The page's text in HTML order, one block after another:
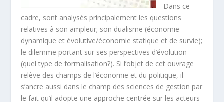
Dans ce
cadre, sont analysés principalement les questions
relatives à son ampleur; son dualisme (économie
dynamique et évolutive/économie statique et de survie);
le dilemme portant sur ses perspectives d’évolution
(quel type de formalisation?). Si l’objet de cet ouvrage
relève des champs de l’économie et du politique, il
s’ancre aussi dans le champ des sciences de gestion par
le fait qu’il adopte une approche centrée sur les acteurs